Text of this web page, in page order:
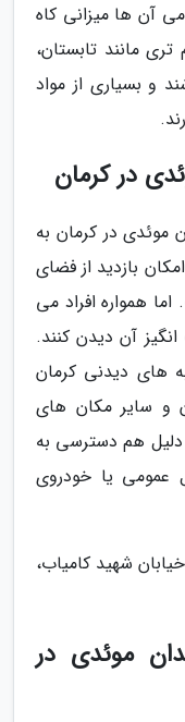
آن ها میزانی کاه
مانند تابستان،
و بسیاری از مواد
در کرمان
های یخدان موئدی در کرمان به
بازدید از فضای
همواره افراد می
آن دیدن کنند.
های دیدنی کرمان
و سایر مکان های
دلیل هم دسترسی به
عمومی یا خودروی
شهید کامیاب،
موئدی در